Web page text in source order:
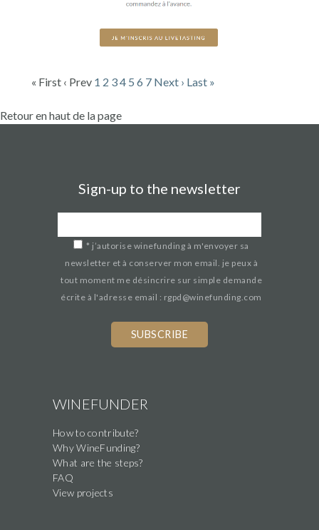
« First ‹ Prev 1 2 34 5 6 7 Next › Last »
Retour en haut de la page
Sign-up to the newsletter
* j’autorise winefunding à m'envoyer sa
newsletter et à conserver mon email. je peux à
tout moment me désincrire sur simple demande
écrite à l'adresse email : rgpd@winefunding.com
WINEFUNDER
How to contribute?
Why WineFunding?
What are the steps?
FAQ
View projects